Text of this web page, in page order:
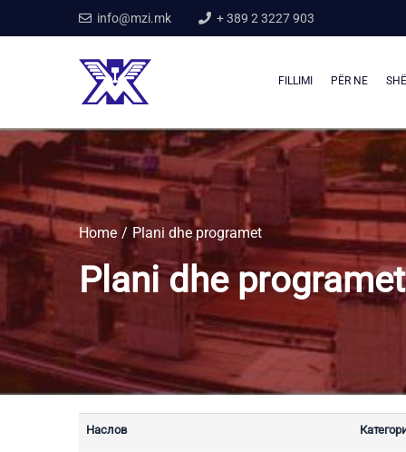
info@mzi.mk + 389 2 3227 903
FILLIMI PËR NE
Home Plani dhe programet
Plani dhe programet
Наслов